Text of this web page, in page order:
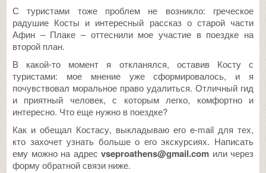
С туристами тоже проблем не возникло: греческое
радушие Косты и интересный рассказ о старой части
Афин – Плаке – оттеснили мое участие в поездке на
второй план.
В какой-то момент я откланялся, оставив Косту с
туристами: мое мнение уже сформировалось, и я
почувствовал моральное право удалиться. Отличный гид
и приятный человек, с которым легко, комфортно и
интересно. Что еще нужно в поездке?
Как и обещал Костасу, выкладываю его e-mail для тех,
кто захочет узнать больше о его экскурсиях. Написать
ему можно на адрес vseproathens@gmail.com или через
форму обратной связи ниже.